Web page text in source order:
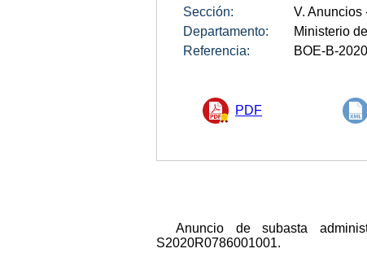
Sección:
V. Anuncios
Departamento:
Ministerio
Referencia:
BOE-B-
PDF
Anuncio de subasta
S2020R0786001001.